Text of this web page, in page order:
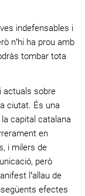
indefensables i
n’hi ha prou amb
tombar tota
actuals sobre
ciutat. És una
capital catalana
en
i milers de
però
l’allau de
efectes